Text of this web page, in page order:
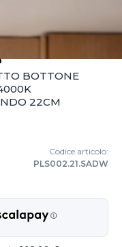
BOTTONE
22CM
Codice articolo:
PLS002.21.SADW